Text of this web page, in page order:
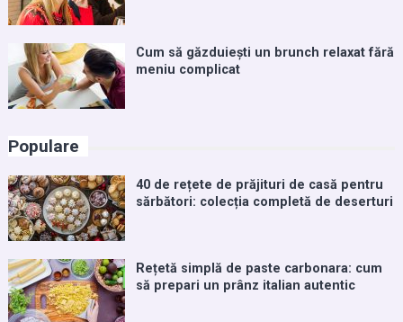
Cum să găzduiești un brunch relaxat fără
meniu complicat
Populare
40 de rețete de prăjituri de casă pentru
sărbători: colecția completă de deserturi
Rețetă simplă de paste carbonara: cum
să prepari un prânz italian autentic